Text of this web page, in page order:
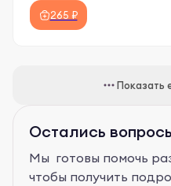
265 ₽
Показать
Остались
Мы готовы помочь
чтобы получить